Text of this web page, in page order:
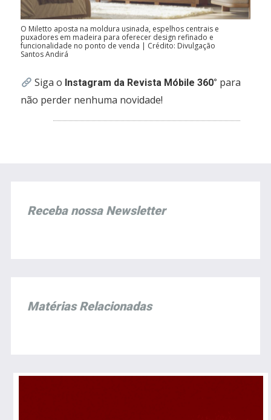
O Miletto aposta na moldura usinada, espelhos centrais e
puxadores em madeira para oferecer design refinado e
funcionalidade no ponto de venda | Crédito: Divulgação
Santos Andirá
Siga o Instagram da Revista Móbile 360° para
não perder nenhuma novidade!
Receba nossa Newsletter
Matérias Relacionadas